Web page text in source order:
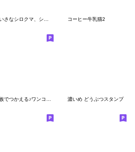
コーヒー牛乳猫2
家族でつかえる♪ワンコのスタンプ 濃いめ どうぶつスタンプ